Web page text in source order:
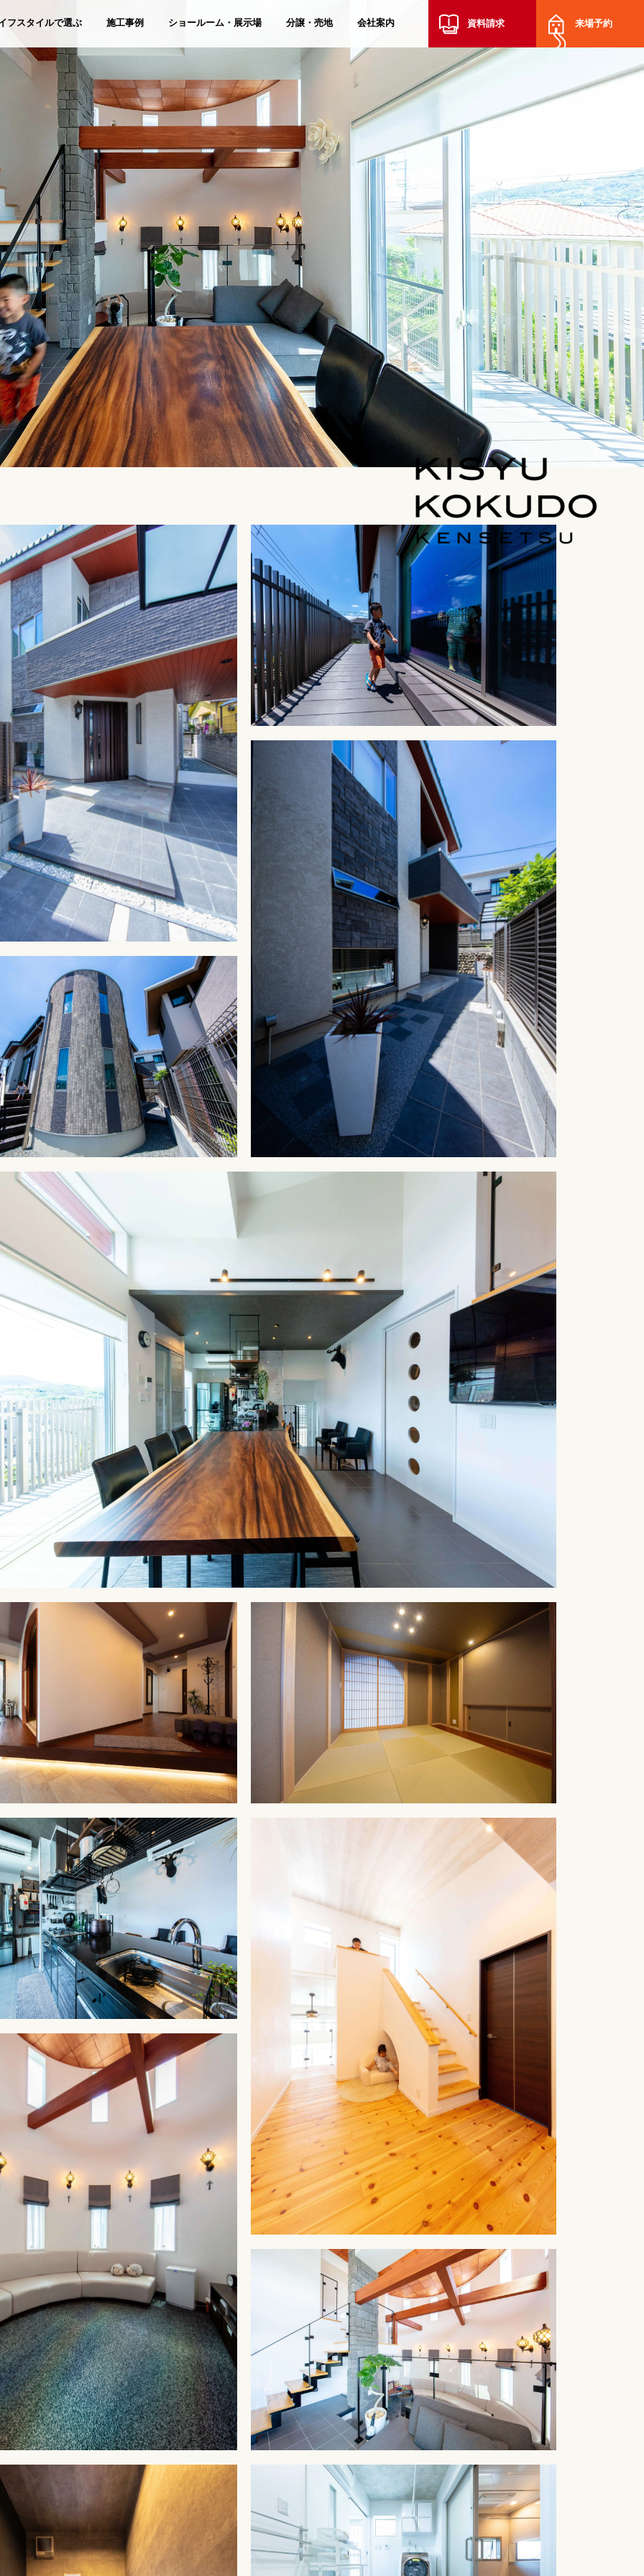
フスタイルで選ぶ 施工事例 ショールーム・展示場 分譲・売地 会社案内 資料請求 来場予約